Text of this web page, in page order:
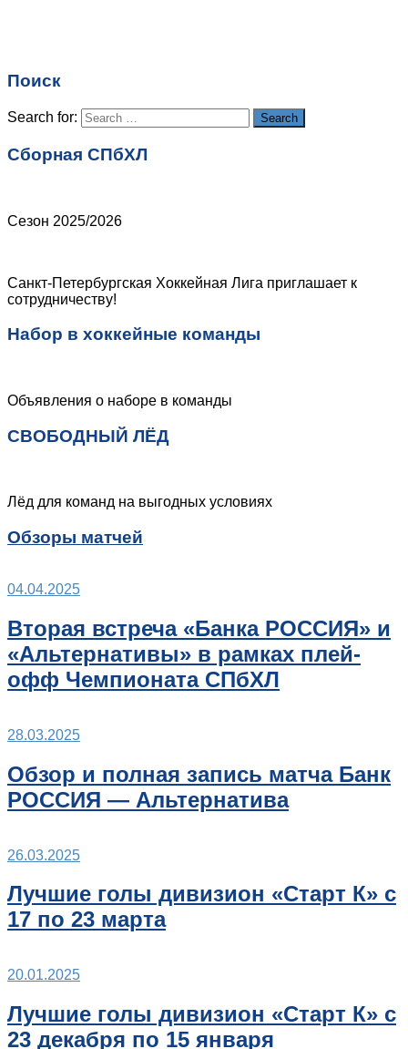
Поиск
Search for: Search
Сборная СПбХЛ
Сезон 2025/2026
Санкт-Петербургская Хоккейная Лига приглашает к
сотрудничеству!
Набор в хоккейные команды
Объявления о наборе в команды
СВОБОДНЫЙ ЛЁД
Лёд для команд на выгодных условиях
Обзоры матчей
04.04.2025
Вторая встреча «Банка РОССИЯ» и
«Альтернативы» в рамках плей-
офф Чемпионата СПбХЛ
28.03.2025
Обзор и полная запись матча Банк
РОССИЯ — Альтернатива
26.03.2025
Лучшие голы дивизион «Старт К» с
17 по 23 марта
20.01.2025
Лучшие голы дивизион «Старт К» с
23 декабря по 15 января